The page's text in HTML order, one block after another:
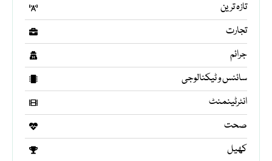
تازہ ترین
تجارت
جرائم
سائنس و ٹیکنالوجی
انٹرٹینمنٹ
صحت
کھیل